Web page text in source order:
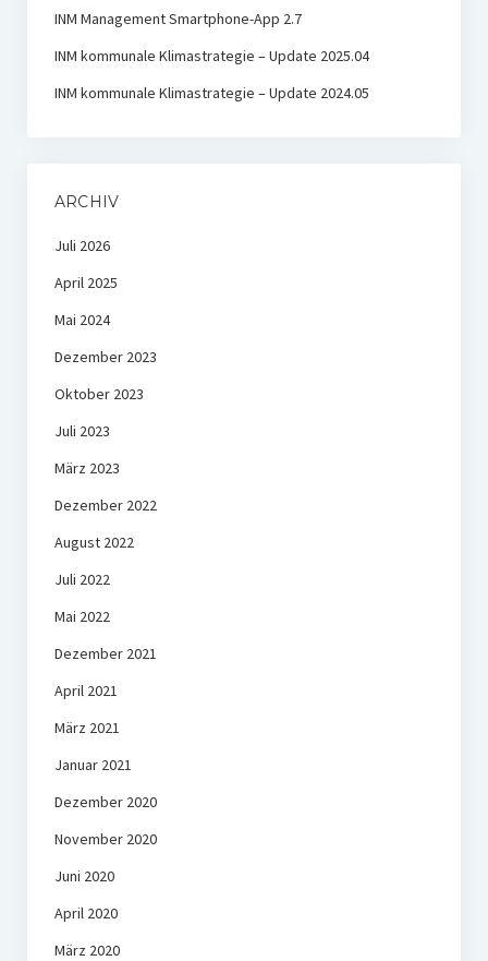
INM Management Smartphone-App 2.7
INM kommunale Klimastrategie – Update 2025.04
INM kommunale Klimastrategie – Update 2024.05
ARCHIV
Juli 2026
April 2025
Mai 2024
Dezember 2023
Oktober 2023
Juli 2023
März 2023
Dezember 2022
August 2022
Juli 2022
Mai 2022
Dezember 2021
April 2021
März 2021
Januar 2021
Dezember 2020
November 2020
Juni 2020
April 2020
März 2020